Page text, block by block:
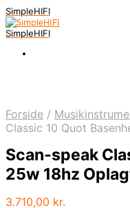
SimpleHIFI
SimpleHIFI
Forside /
Classic 10 Quot
Scan-speak
25w 18hz
3.710,00 kr.